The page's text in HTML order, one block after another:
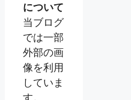
について
当ブログ
では一部
外部の画
像を利用
していま
す。